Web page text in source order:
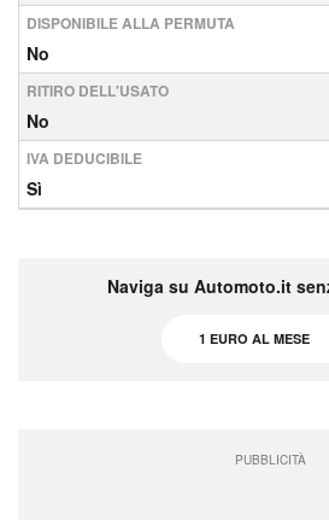
DISPONIBILE ALLA PERMUTA
No
RITIRO DELL'USATO
No
IVA DEDUCIBILE
Sì
Naviga su Automoto.it
1 EURO AL MESE
PUBBLICITÀ